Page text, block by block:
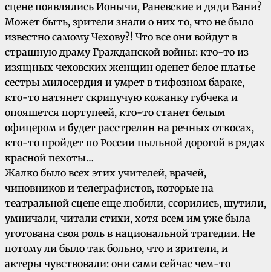
сцене появлялись Ионычи, Раневские и дяди Вани?
Может быть, зрители знали о них то, что не было
известно самому Чехову?! Что все они войдут в
страшную драму Гражданской войны: кто-то из
изящных чеховских женщин оденет белое платье
сестры милосердия и умрет в тифозном бараке,
кто-то натянет скрипучую кожанку губчека и
опояшется портупеей, кто-то станет белым
офицером и будет расстрелян на речных откосах,
кто-то пройдет по России пыльной дорогой в рядах
красной пехоты…
Жалко было всех этих учителей, врачей,
чиновников и телеграфистов, которые на
театральной сцене еще любили, ссорились, шутили,
умничали, читали стихи, хотя всем им уже была
уготована своя роль в национальной трагедии. Не
потому ли было так больно, что и зрители, и
актеры чувствовали: они сами сейчас чем-то